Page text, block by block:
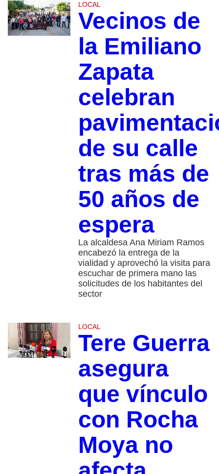
LOCAL
Vecinos de
la Emiliano
Zapata
celebran
de su calle
tras más de
50 años de
espera
La alcaldesa Ana Miriam Ramos
encabezó la entrega de la
vialidad y aprovechó la visita para
escuchar de primera mano las
solicitudes de los habitantes del
sector
LOCAL
Tere Guerra
asegura
que vínculo
con Rocha
Moya no